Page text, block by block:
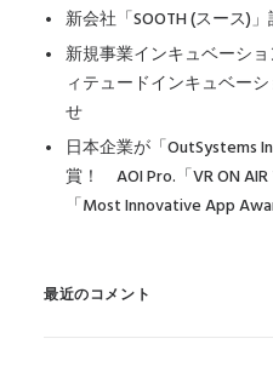
新会社「SOOTH (スース)
新規事業インキュベーシ
ィテュードインキュベー
せ
日本企業が「OutSystems
賞！ AOI Pro.「VR ON
「Most Innovative App
最近のコメント